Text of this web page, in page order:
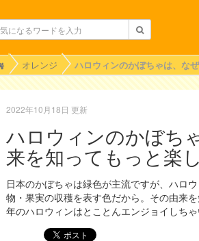
H
o
m
オレンジ
2022年10月18日 更新
ハロウィンのかぼち
来を知ってもっと楽
日本のかぼちゃは緑色が主流ですが、ハロ
物・果実の収穫を表す色だから。その由来
年のハロウィンはとことんエンジョイしちゃ